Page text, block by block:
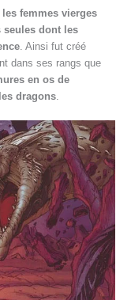
les femmes vierges
seules dont les
. Ainsi fut créé
dans ses rangs que
en os de
dragons